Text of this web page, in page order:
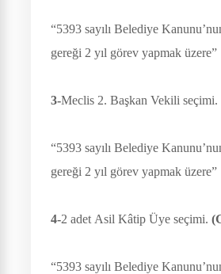
“5393 sayılı Belediye
gereği 2 yıl görev yapmak üzere”
3-Meclis 2. Başkan Vekili seçimi.
“5393 sayılı Belediye
gereği 2 yıl görev yapmak üzere”
4-2 adet Asil Kâtip Üye seçimi.
“5393 sayılı Belediye